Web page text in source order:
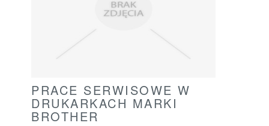
PRACE SERWISOWE W
DRUKARKACH MARKI
BROTHER